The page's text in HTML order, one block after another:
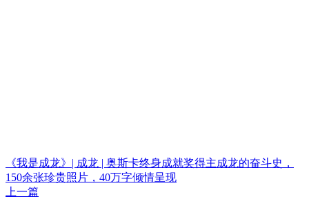
《我是成龙》| 成龙 | 奥斯卡终身成就奖得主成龙的奋斗史，
150余张珍贵照片，40万字倾情呈现
上一篇